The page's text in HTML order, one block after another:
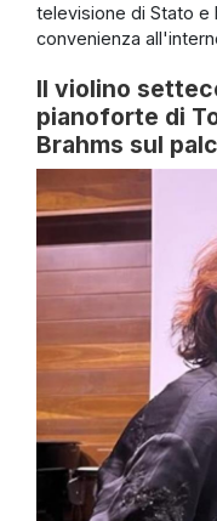
televisione di Stato e
convenienza
Il violino
pianoforte di
Brahms sul